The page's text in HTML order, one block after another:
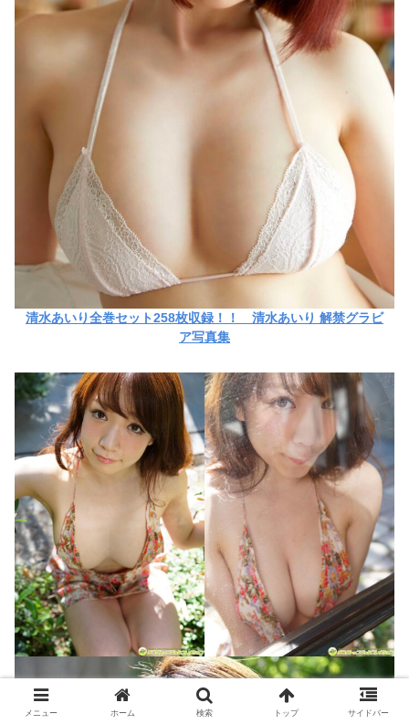
清水あいり全巻セット258枚収録！！ 清水あいり 解禁グラビ
ア写真集
メニュー ホーム 検索 トップ サイドバー